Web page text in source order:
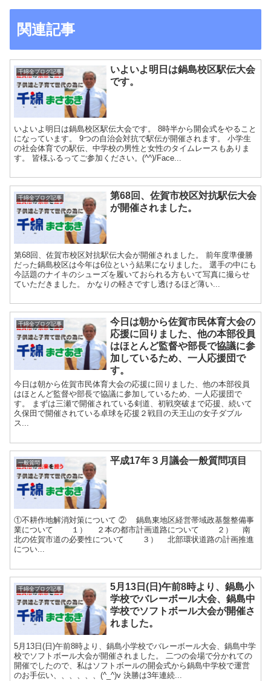
関連記事
千綿全ブログ記事
いよいよ明日は鍋島校区駅伝大会
です。
いよいよ明日は鍋島校区駅伝大会です。 8時半から開会式をやること
になっています。 9つの自治会対抗で駅伝が開催されます。 小学生
の社会体育での駅伝、中学校の男性と女性のタイムレースもありま
す。 皆様ふるってご参加ください。(^^)/Face...
千綿全ブログ記事
第68回、佐賀市校区対抗駅伝大会
が開催されました。
第68回、佐賀市校区対抗駅伝大会が開催されました。 前年度準優勝
だった鍋島校区は今年は6位という結果になりました。 選手の中にも
今話題のナイキのシューズを履いておられる方もいて写真に撮らせ
ていただきました。 かなりの軽さですし透けるほど薄い...
千綿全ブログ記事
今日は朝から佐賀市民体育大会の
応援に回りました、他の本部役員
はほとんど監督や部長で協議に参
加しているため、一人応援団で
す。
今日は朝から佐賀市民体育大会の応援に回りました、他の本部役員
はほとんど監督や部長で協議に参加しているため、一人応援団で
す。 まずは三瀬で開催されている剣道、初戦突破まで応援、続いて
久保田で開催されている卓球を応援２戦目の天王山の女子ダブル
ス...
一般質問 平成17年３月議会一般質問項目
①不耕作地解消対策について ② 鍋島東地区経営帯域政基盤整備事
業について １） ２本の都市計画道路について ２） 南
北の佐賀市道の必要性について ３） 北部環状道路の計画推進
につい...
千綿全ブログ記事
5月13日(日)午前8時より、鍋島小
学校でバレーボール大会、鍋島中
学校でソフトボール大会が開催さ
れました。
5月13日(日)午前8時より、鍋島小学校でバレーボール大会、鍋島中学
校でソフトボール大会が開催されました。 二つの会場で分かれての
開催でしたので、私はソフトボールの開会式から鍋島中学校で運営
のお手伝い、、、、、、(^_^)v 決勝は3年連続...